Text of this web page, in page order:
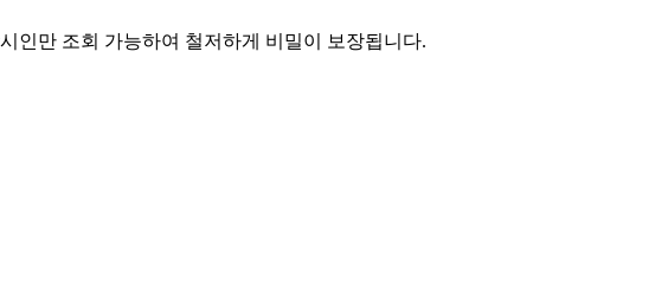
인만 조회 가능하여 철저하게 비밀이 보장됩니다.